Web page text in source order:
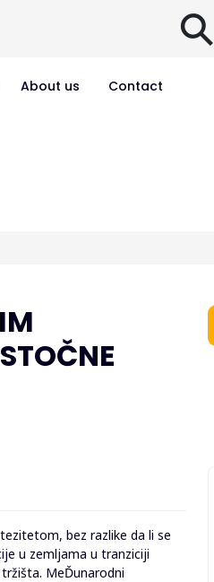
⚲
About us Contact
bez razlike da li se
u zemljama u tranziciji
MeĎunarodni